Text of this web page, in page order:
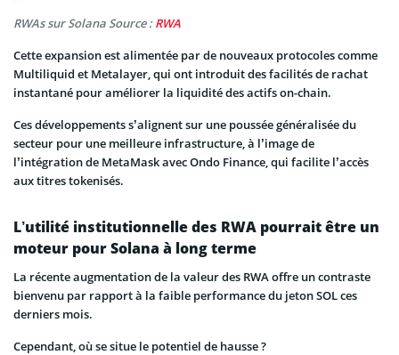
RWAs sur Solana Source :RWA
Cette expansion est alimentée par de nouveaux protocoles comme
Multiliquid et Metalayer, qui ont introduit des facilités de rachat
instantané pour améliorer la liquidité des actifs on-chain.
Ces développements s’alignent sur une poussée généralisée du
secteur pour une meilleure infrastructure, à l’image de
l’intégration de MetaMask avec Ondo Finance, qui facilite l’accès
aux titres tokenisés.
L’utilité institutionnelle des RWA pourrait être un
moteur pour Solana à long terme
La récente augmentation de la valeur des RWA offre un contraste
bienvenu par rapport à la faible performance du jeton SOL ces
derniers mois.
Cependant, où se situe le potentiel de hausse ?